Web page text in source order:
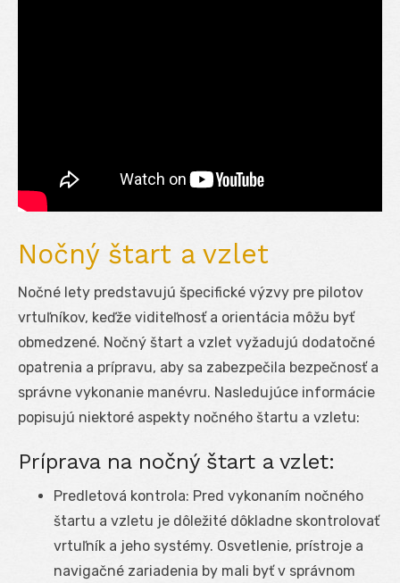
Nočný štart a vzlet
Nočné lety predstavujú špecifické výzvy pre pilotov
vrtuľníkov, keďže viditeľnosť a orientácia môžu byť
obmedzené. Nočný štart a vzlet vyžadujú dodatočné
opatrenia a prípravu, aby sa zabezpečila bezpečnosť a
správne vykonanie manévru. Nasledujúce informácie
popisujú niektoré aspekty nočného štartu a vzletu:
Príprava na nočný štart a vzlet:
Predletová kontrola: Pred vykonaním nočného
štartu a vzletu je dôležité dôkladne skontrolovať
vrtuľník a jeho systémy. Osvetlenie, prístroje a
navigačné zariadenia by mali byť v správnom